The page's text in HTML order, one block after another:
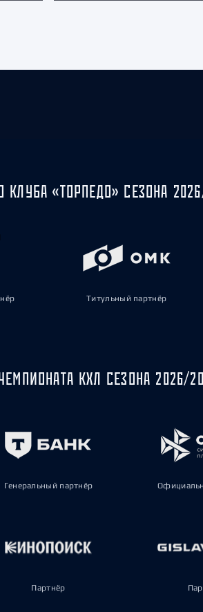
«ТОРПЕДО» СЕЗОНА
Титульный партнёр
КХЛ СЕЗОНА 2026/
Генеральный партнёр
Партнёр